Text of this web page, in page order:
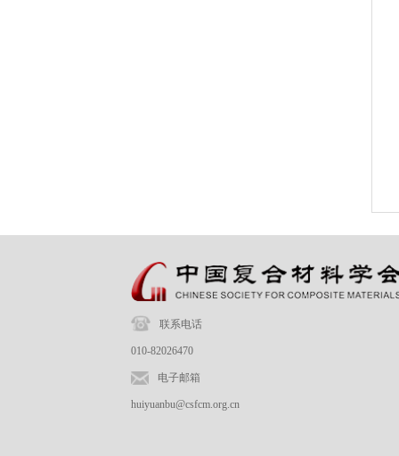
联系电话
010-82026470
电子邮箱
huiyuanbu@csfcm.org.cn